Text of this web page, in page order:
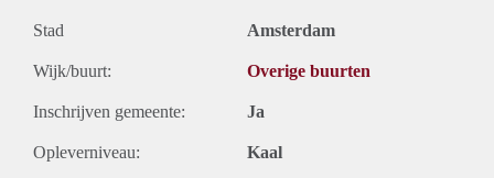
Stad Amsterdam
Wijk/buurt: Overige buurten
Inschrijven gemeente: Ja
Opleverniveau: Kaal